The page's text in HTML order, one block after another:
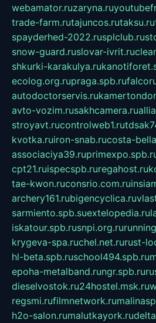
webamator.ruzaryna.ru
trade-farm.rutajuncos.rutaksu.ru
spayderhed-2022.rusplclub.ru
snow-guard.ruslovar-ivrit.ru
shkurki-karakulya.ru
ecolog.org.rupraga.spb.ru
autodoctorservis.ru
avto-vozim.rusakhcamera.ru
stroyavt.rucontrolweb1.ru
kvotka.ruiron-snab.rucosta-
associaciya39.ru
cpt21.ruispecspb.ruregahost.ru
tae-kwon.ruconsrio.com.ru
archery161.rubigencyclica.ru
sarmiento.spb.suextelopedia.ru
iskatour.spb.rusnpi.org.ru
krygeva-spa.ruchel.net.rurust-
hl-beta.spb.ruschool494.spb.ru
epoha-metalband.rungr.spb.ru
dieselvostok.ru24hostel.msk.ru
regsmi.rufilmnetwork.ru
h2o-salon.rumalutkayork.ru